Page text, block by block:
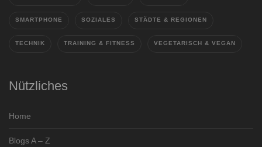
SMARTPHONE SOZIALES STÄDTE & REGIONEN
TECHNIK TRAINING & FITNESS VEGETARISCH & VEGAN
Nützliches
Home
Blogs A – Z